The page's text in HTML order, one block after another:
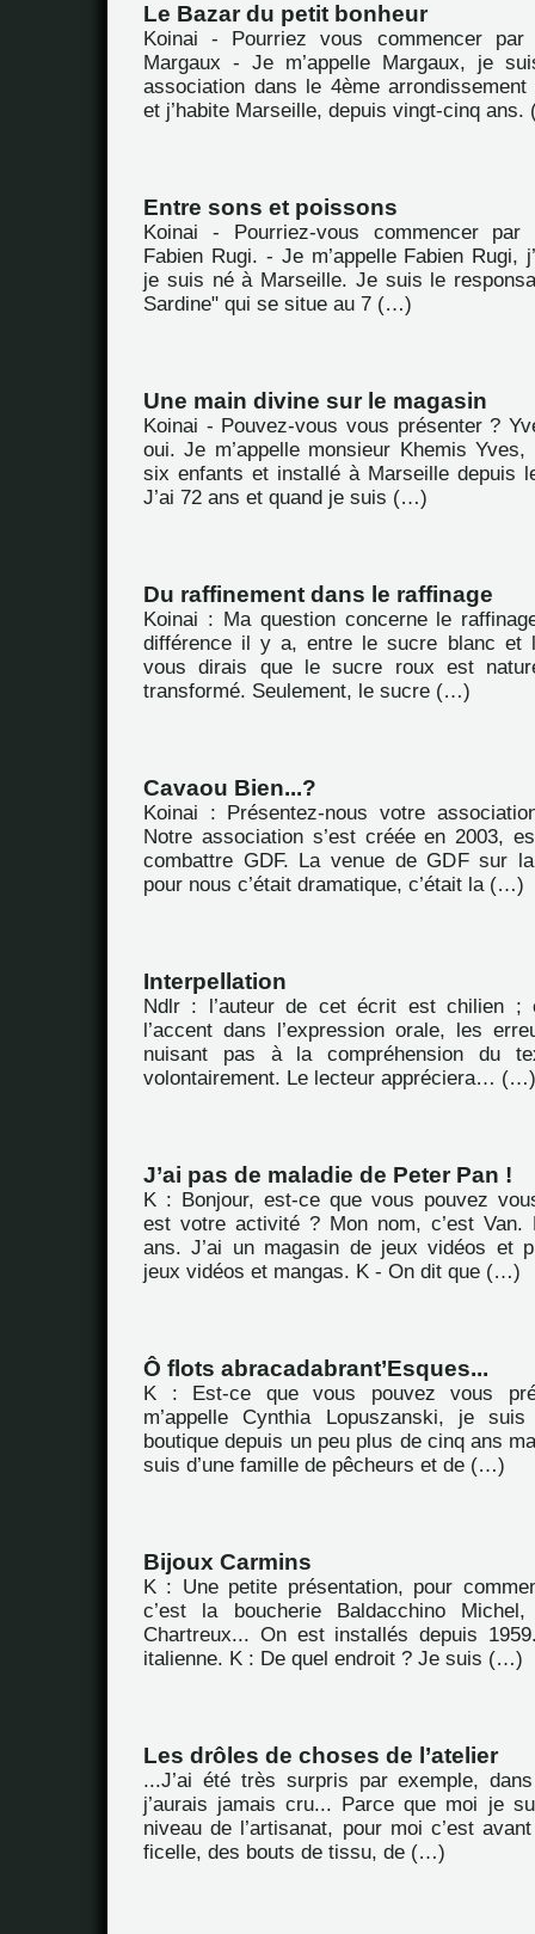
Le Bazar du petit bonheur
Koinai - Pourriez vous commencer
Margaux - Je m’appelle Margaux, je
association dans le 4ème arrondissement
et j’habite Marseille, depuis vingt-cinq
Entre sons et poissons
Koinai - Pourriez-vous commencer
Fabien Rugi. - Je m’appelle Fabien Rugi,
je suis né à Marseille. Je suis le
Sardine" qui se situe au 7 (…)
Une main divine sur le magasin
Koinai - Pouvez-vous vous présenter ?
oui. Je m’appelle monsieur Khemis
six enfants et installé à Marseille depuis
J’ai 72 ans et quand je suis (…)
Du raffinement dans le raffinage
Koinai : Ma question concerne le
différence il y a, entre le sucre blanc et
vous dirais que le sucre roux est
transformé. Seulement, le sucre (…)
Cavaou Bien...?
Koinai : Présentez-nous votre
Notre association s’est créée en 2003,
combattre GDF. La venue de GDF sur
pour nous c’était dramatique, c’était la (…)
Interpellation
Ndlr : l’auteur de cet écrit est chilien ;
l’accent dans l’expression orale, les
nuisant pas à la compréhension du
volontairement. Le lecteur appréciera… (…)
J’ai pas de maladie de Peter Pan !
K : Bonjour, est-ce que vous pouvez
est votre activité ? Mon nom, c’est Van.
ans. J’ai un magasin de jeux vidéos et
jeux vidéos et mangas. K - On dit que (…)
Ô flots abracadabrant’Esques...
K : Est-ce que vous pouvez vous
m’appelle Cynthia Lopuszanski, je
boutique depuis un peu plus de cinq ans
suis d’une famille de pêcheurs et de (…)
Bijoux Carmins
K : Une petite présentation, pour
c’est la boucherie Baldacchino
Chartreux... On est installés depuis
italienne. K : De quel endroit ? Je suis (…)
Les drôles de choses de l’atelier
...J’ai été très surpris par exemple,
j’aurais jamais cru... Parce que moi je
niveau de l’artisanat, pour moi c’est
ficelle, des bouts de tissu, de (…)